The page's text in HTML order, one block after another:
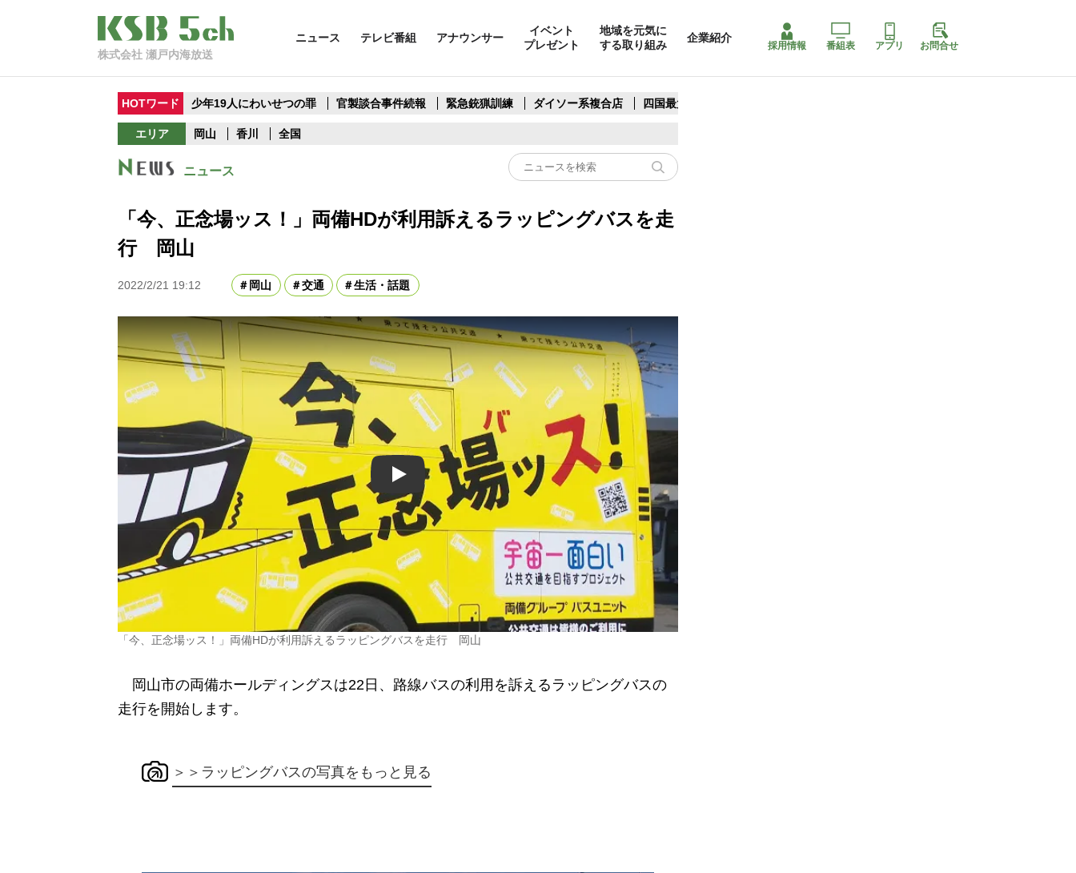
株式会社 瀬戸内海放送
ニュース テレビ番組 アナウンサー
イベント
プレゼント
地域を元気に
する取り組み
企業紹介
採用情報 番組表 アプリ お問合せ
HOTワード 少年19人にわいせつの罪 官製談合事件続報 緊急銃猟訓練 ダイソー系複合店 四国最大スリコ
エリア 岡山 香川 全国
ニュース
「今、正念場ッス！」両備HDが利用訴えるラッピングバスを走
行 岡山
2022/2/21 19:12 岡山 交通 生活・話題
Play
「今、正念場ッス！」両備HDが利用訴えるラッピングバスを走行 岡山
岡山市の両備ホールディングスは22日、路線バスの利用を訴えるラッピングバスの
走行を開始します。
＞＞ラッピングバスの写真をもっと見る